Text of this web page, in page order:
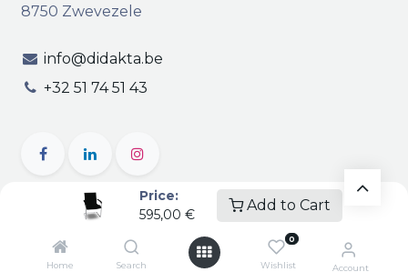
Price:
595,00 €
Add to Cart
Home Search
0
Wishlist Account
8750 Zwevezele
info@didakta.be
+32 51 74 51 43
Vertrouwelijkheid
Algemene voorwaarden | BTW BE 0471.695.162